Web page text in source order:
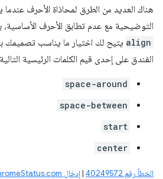
التوضيحية مع عدم تطابق الأحرف الأساسية،
align يتيح لك اختيار ما يناسب
الفندق على إحدى قيم الكلمات الرئيسية
space-around
space-between
start
center
الخطأ رقم 40249572 |إدخال ChromeStatus.com